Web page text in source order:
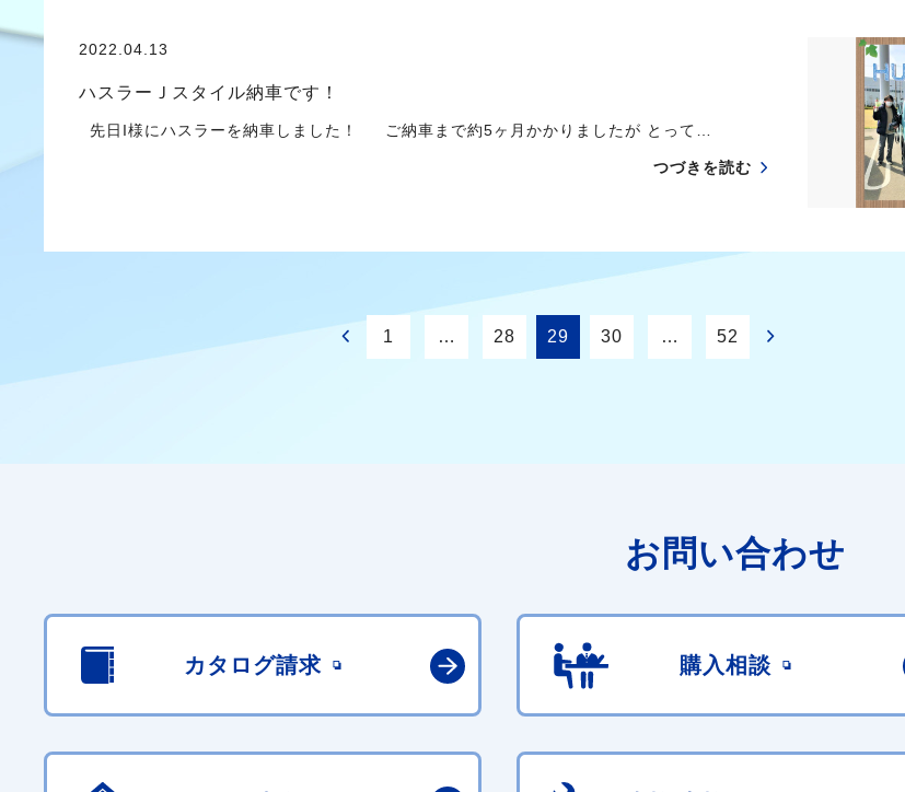
2022.04.13
ハスラーＪスタイル納車です！
先日I様にハスラーを納車しました！ ご納車まで約5ヶ月かかりましたが とって…
つづきを読む
1 … 28 29 30 … 52
お問い合わせ
カタログ請求 購入相談